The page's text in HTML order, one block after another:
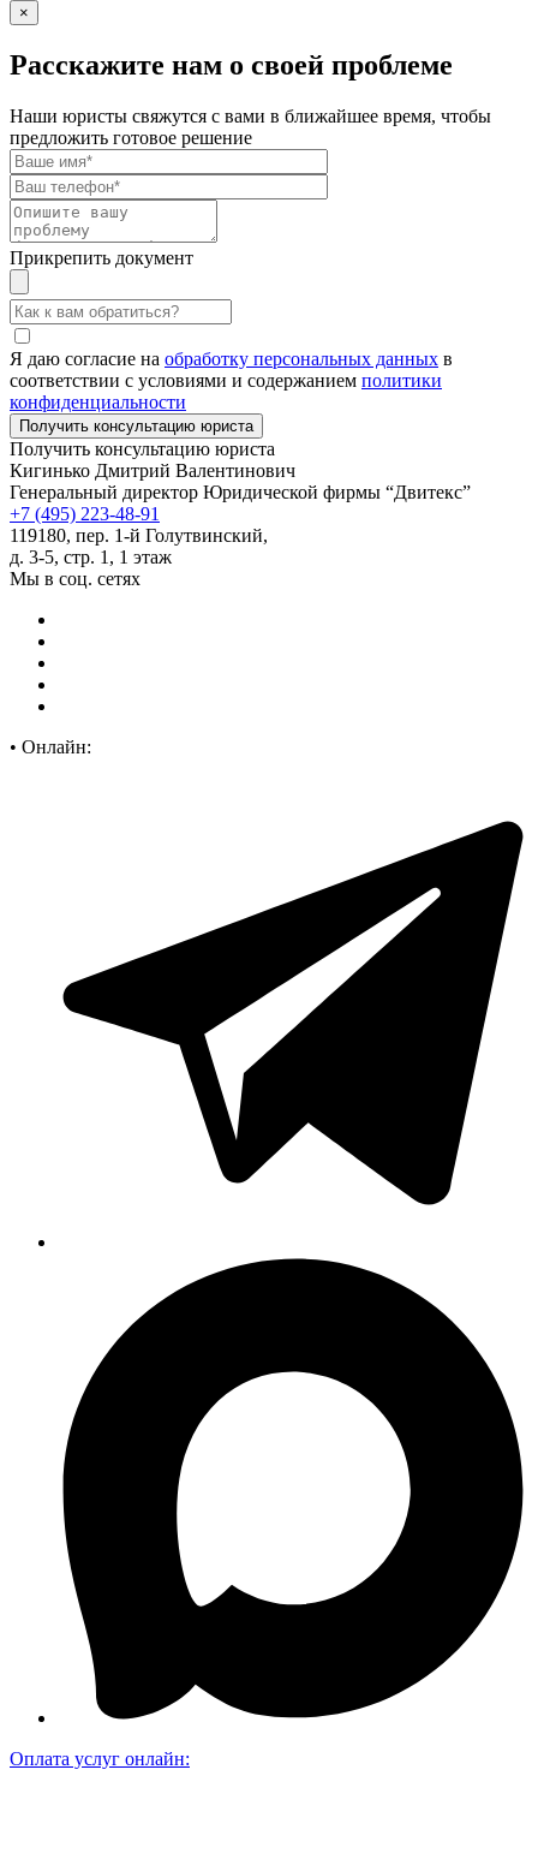
×
Расскажите нам о своей проблеме
Наши юристы свяжутся с вами в ближайшее время, чтобы
предложить готовое решение
Прикрепить документ
Я даю согласие на обработку персональных данных в
соответствии с условиями и содержанием политики
конфиденциальности
Получить консультацию юриста
Кигинько Дмитрий Валентинович
Генеральный директор Юридической фирмы “Двитекс”
+7 (495) 223-48-91
119180, пер. 1-й Голутвинский,
д. 3-5, стр. 1, 1 этаж
Мы в соц. сетях
• Онлайн:
Оплата услуг онлайн: